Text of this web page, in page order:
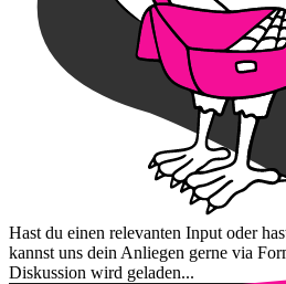
Hast du einen relevanten Input oder
kannst uns dein Anliegen gerne via
Diskussion wird geladen...